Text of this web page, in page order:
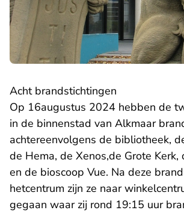
Acht brandstichtingen
Op 16augustus 2024 hebben de
in de binnenstad van Alkmaar
achtereenvolgens de bibliotheek,
de Hema, de Xenos,de Grote Kerk,
en de bioscoop Vue. Na deze
hetcentrum zijn ze naar
gegaan waar zij rond 19:15 uur